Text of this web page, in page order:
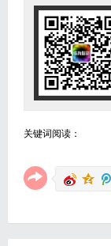
关键词阅读：